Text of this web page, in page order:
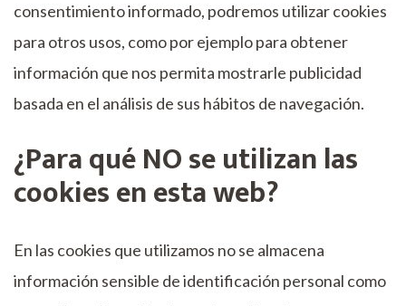
consentimiento informado, podremos utilizar cookies
para otros usos, como por ejemplo para obtener
información que nos permita mostrarle publicidad
basada en el análisis de sus hábitos de navegación.
¿Para qué NO se utilizan las
cookies en esta web?
En las cookies que utilizamos no se almacena
información sensible de identificación personal como